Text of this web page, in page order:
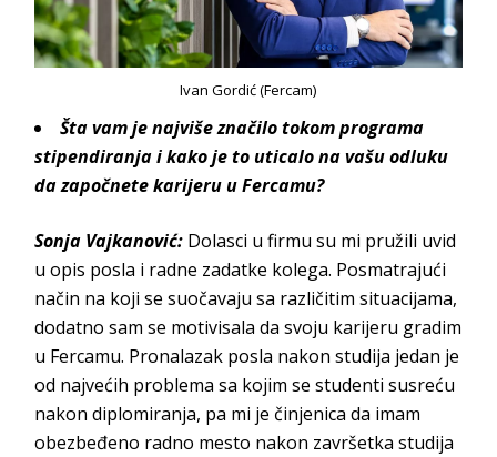
Ivan Gordić (Fercam)
Štavam je najviše značilo tokom programa
stipendiranja i kako je to uticalo na vašu odluku
da započnete karijeru uFercamu?
Sonja Vajkanović: Dolasci u firmu su mi pružili uvid
u opis posla i radne zadatke kolega. Posmatrajući
način na koji se suočavaju sa različitim situacijama,
dodatno sam se motivisala da svoju karijeru gradim
u Fercamu. Pronalazak posla nakon studija jedan je
od najvećih problema sa kojim se studenti susreću
nakon diplomiranja, pa mi je činjenica da imam
obezbeđeno radno mesto nakon završetka studija